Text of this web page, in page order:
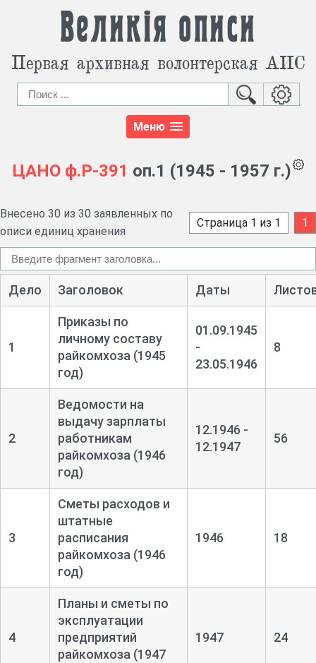
Великія описи
Первая архивная волонтерская АИС
Меню
ЦАНО ф.Р-391 оп.1 (1945 - 1957 г.)
Внесено 30 из 30 заявленных по
описи единиц хранения
Страница 1 из 1 1
Дело Заголовок Даты
1
Приказы по
личному составу
райкомхоза (1945
год)
01.09.1945
-
23.05.1946
8
2
Ведомости на
выдачу зарплаты
работникам
райкомхоза (1946
год)
12.1946 -
12.1947
56
3
Сметы расходов и
штатные
расписания
райкомхоза (1946
год)
1946 18
4
Планы и сметы по
эксплуатации
предприятий
райкомхоза (1947
1947 24